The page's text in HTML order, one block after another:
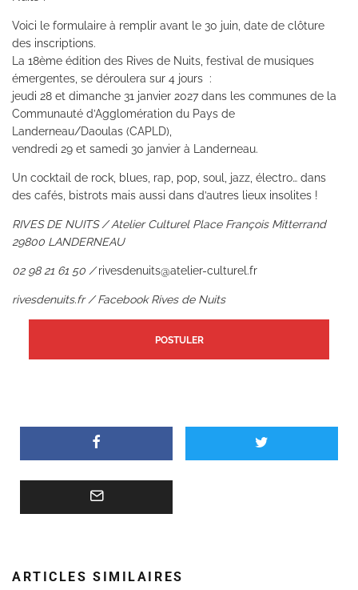
Voici le formulaire à remplir avant le 30 juin, date de clôture
des inscriptions.
La 18ème édition des Rives de Nuits, festival de musiques
émergentes, se déroulera sur 4 jours :
jeudi 28 et dimanche 31 janvier 2027 dans les communes de la
Communauté d’Agglomération du Pays de
Landerneau/Daoulas (CAPLD),
vendredi 29 et samedi 30 janvier à Landerneau.
Un cocktail de rock, blues, rap, pop, soul, jazz, électro… dans
des cafés, bistrots mais aussi dans d’autres lieux insolites !
RIVES DE NUITS / Atelier Culturel Place François Mitterrand
29800 LANDERNEAU
02 98 21 61 50 /rivesdenuits@atelier-culturel.fr
rivesdenuits.fr/Facebook Rives de Nuits
POSTULER
ARTICLES SIMILAIRES